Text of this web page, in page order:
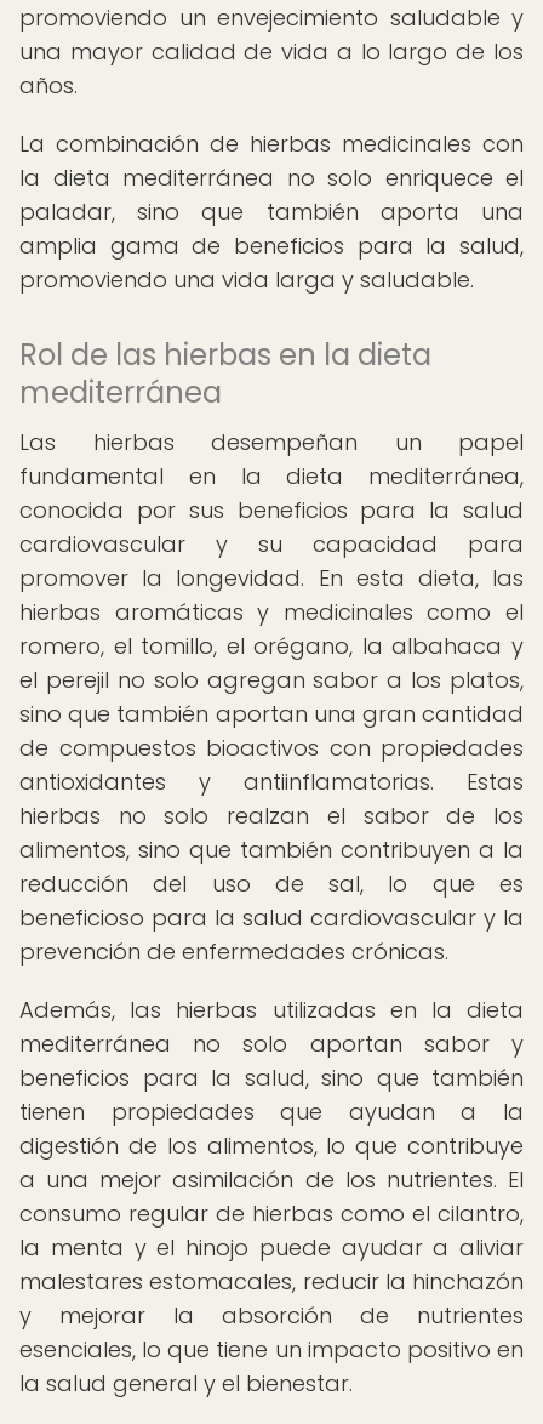
promoviendo un envejecimiento saludable y
una mayor calidad de vida a lo largo de los
años.
La combinación de hierbas medicinales con
la dieta mediterránea no solo enriquece el
paladar, sino que también aporta una
amplia gama de beneficios para la salud,
promoviendo una vida larga y saludable.
Rol de las hierbas en la dieta
mediterránea
Las hierbas desempeñan un papel
fundamental en la dieta mediterránea,
conocida por sus beneficios para la salud
cardiovascular y su capacidad para
promover la longevidad. En esta dieta, las
hierbas aromáticas y medicinales como el
romero, el tomillo, el orégano, la albahaca y
el perejil no solo agregan sabor a los platos,
sino que también aportan una gran cantidad
de compuestos bioactivos con propiedades
antioxidantes y antiinflamatorias. Estas
hierbas no solo realzan el sabor de los
alimentos, sino que también contribuyen a la
reducción del uso de sal, lo que es
beneficioso para la salud cardiovascular y la
prevención de enfermedades crónicas.
Además, las hierbas utilizadas en la dieta
mediterránea no solo aportan sabor y
beneficios para la salud, sino que también
tienen propiedades que ayudan a la
digestión de los alimentos, lo que contribuye
a una mejor asimilación de los nutrientes. El
consumo regular de hierbas como el cilantro,
la menta y el hinojo puede ayudar a aliviar
malestares estomacales, reducir la hinchazón
y mejorar la absorción de nutrientes
esenciales, lo que tiene un impacto positivo en
la salud general y el bienestar.